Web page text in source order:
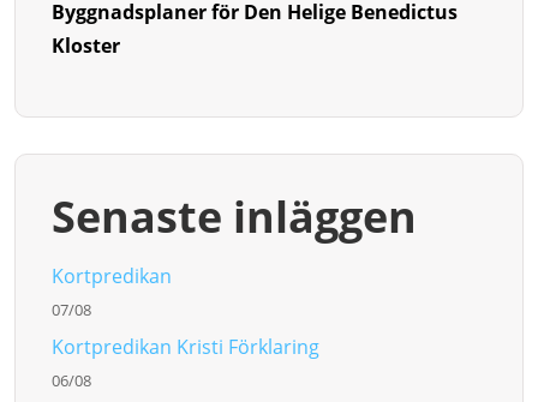
Byggnadsplaner för Den Helige Benedictus
Kloster
Senaste inläggen
Kortpredikan
07/08
Kortpredikan Kristi Förklaring
06/08